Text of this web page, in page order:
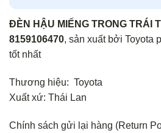
ĐÈN HẬU MIẾNG TRONG TRÁI
8159106470, sản xuất bởi Toyota
tốt nhất
Thương hiệu: Toyota
Xuất xứ: Thái Lan
Chính sách gửi lại hàng (Return